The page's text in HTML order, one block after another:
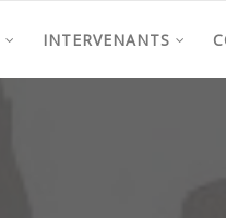
INTERVENANTS